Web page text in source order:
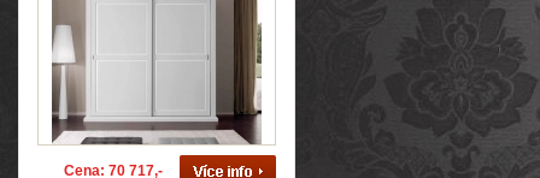
Cena: 70 717,-